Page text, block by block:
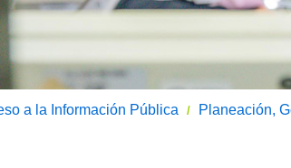
a la Información Pública / Planeación,